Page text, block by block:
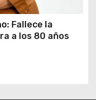
Fallece la
a los 80 años